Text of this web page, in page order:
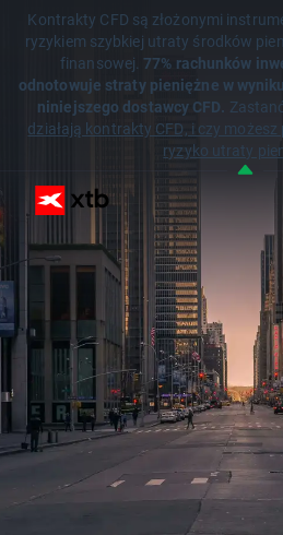
Kontrakty CFD są złożonymi
ryzykiem szybkiej utraty środków
finansowej.77% rachunków
odnotowuje straty pieniężne w
niniejszego dostawcy CFD.
działają kontrakty CFD, i czy
ryzyko utraty